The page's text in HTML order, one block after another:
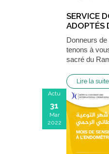
SERVICE
ADOPTÉS
RAMADAN
Donneurs
tenons à
sacré du
Lire la suite
Actu
31
Mar
2022